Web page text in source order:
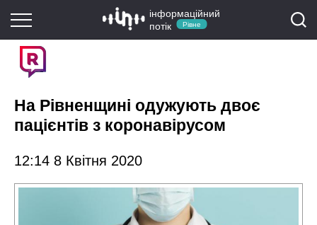
інформаційний
потік
Рівне
На Рівненщині одужують двоє
пацієнтів з коронавірусом
12:14 8 Квітня 2020